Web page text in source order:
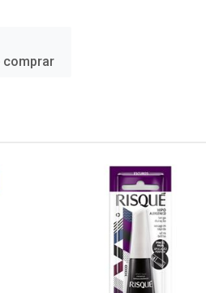
comprar